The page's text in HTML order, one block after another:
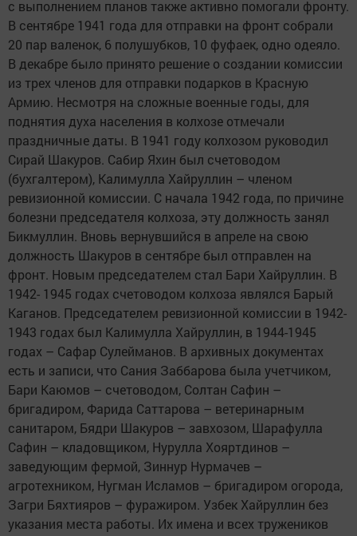
с выполнением планов также активно помогали фронту.
В сентябре 1941 года для отправки на фронт собрали
20 пар валенок, 6 полушубков, 10 фуфаек, одно одеяло.
В декабре было принято решение о создании комиссии
из трех членов для отправки подарков в Красную
Армию. Несмотря на сложные военные годы, для
поднятия духа населения в колхозе отмечали
праздничные даты. В 1941 году колхозом руководил
Сирай Шакуров. Сабир Яхин был счетоводом
(бухгалтером), Калимулла Хайруллин – членом
ревизионной комиссии. С начала 1942 года, по причине
болезни председателя колхоза, эту должность занял
Бикмуллин. Вновь вернувшийся в апреле на свою
должность Шакуров в сентябре был отправлен на
фронт. Новым председателем стал Бари Хайруллин. В
1942- 1945 годах счетоводом колхоза являлся Барый
Каганов. Председателем ревизионной комиссии в 1942-
1943 годах был Калимулла Хайруллин, в 1944-1945
годах – Сафар Сулейманов. В архивных документах
есть и записи, что Сания Заббарова была учетчиком,
Бари Каюмов – счетоводом, Солтан Сафин –
бригадиром, Фарида Саттарова – ветеринарным
санитаром, Бядри Шакуров – завхозом, Шарафулла
Сафин – кладовщиком, Нурулла Хояртдинов –
заведующим фермой, Зиннур Нурмачев –
агротехником, Нугман Исламов – бригадиром огорода,
Загри Бяхтияров – фуражиром. Узбек Хайруллин без
указания места работы. Их имена и всех тружеников